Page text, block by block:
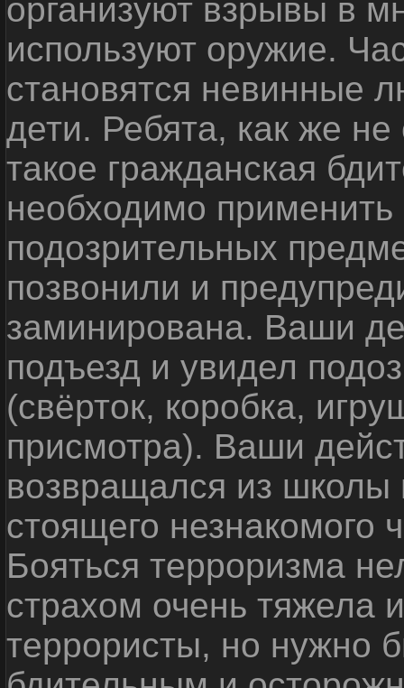
организуют взрывы в
используют оружие.
становятся невинные
дети. Ребята, как же не
такое гражданская
необходимо
подозрительных
позвонили и
заминирована. Ваши
подъезд и увидел
(свёрток, коробка,
присмотра). Ваши
возвращался из школы
стоящего незнакомого
Бояться терроризма
страхом очень тяжела
террористы, но нужно